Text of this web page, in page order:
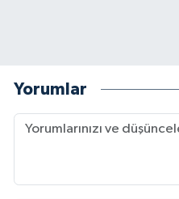
Yorumlar